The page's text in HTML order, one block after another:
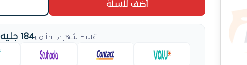
أضف للسلة
قسط شهري يبدأ من184 جنيه